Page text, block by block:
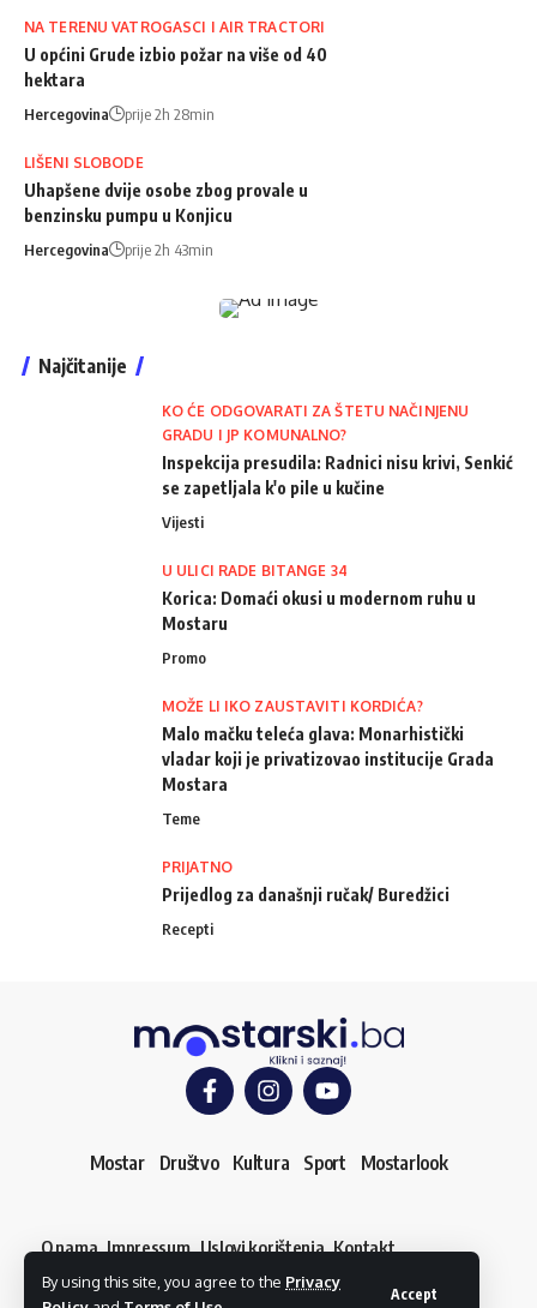
By using this site, you agree to the Privacy
Accept
NA TERENU VATROGASCI I AIR TRACTORI
U općini Grude izbio požar na više od 40
hektara
Hercegovina prije 2h 28min
LIŠENI SLOBODE
Uhapšene dvije osobe zbog provale u
benzinsku pumpu u Konjicu
Hercegovina prije 2h 43min
Najčitanije
KO ĆE ODGOVARATI ZA ŠTETU NAČINJENU
GRADU I JP KOMUNALNO?
Inspekcija presudila: Radnici nisu krivi, Senkić
se zapetljala k'o pile u kučine
Vijesti
U ULICI RADE BITANGE 34
Korica: Domaći okusi u modernom ruhu u
Mostaru
Promo
MOŽE LI IKO ZAUSTAVITI KORDIĆA?
Malo mačku teleća glava: Monarhistički
vladar koji je privatizovao institucije Grada
Mostara
Teme
PRIJATNO
Prijedlog za današnji ručak/ Buredžici
Recepti
Mostar Društvo Kultura Sport Mostarlook
O nama Impressum Uslovi korištenja Kontakt
Dojavi vijest
© mostarski.ba. Sva prava pridržana